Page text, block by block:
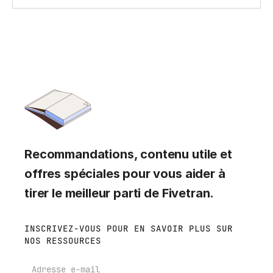
Recommandations, contenu utile et
offres spéciales pour vous aider à
tirer le meilleur parti de Fivetran.
INSCRIVEZ-VOUS POUR EN SAVOIR PLUS SUR
NOS RESSOURCES